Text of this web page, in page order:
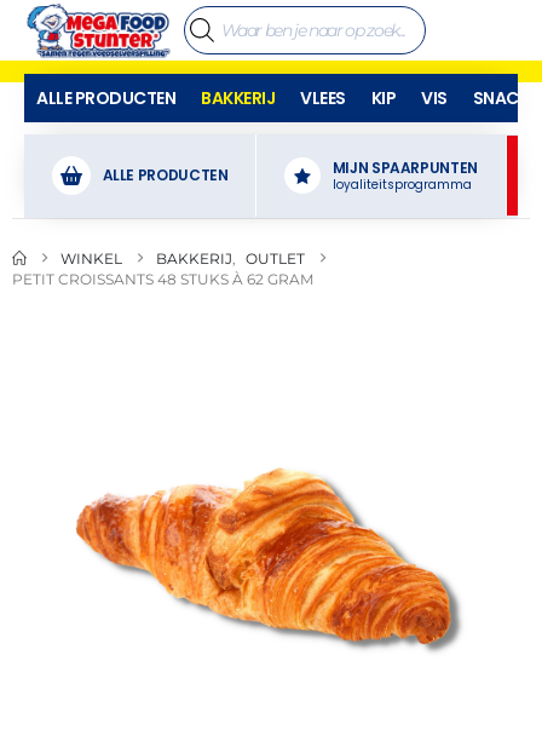
ALLE PRODUCTEN BAKKERIJ VLEES KIP VIS SNACKS
ALLE PRODUCTEN MIJN SPAARPUNTEN
loyaliteitsprogramma
WINKEL BAKKERIJ
OUTLET
PETIT CROISSANTS 48 STUKS À 62 GRAM